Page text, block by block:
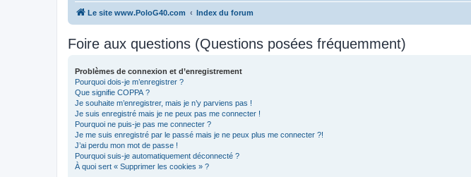
Le site www.PoloG40.com Index du forum
Foire aux questions (Questions posées fréquemment)
Problèmes de connexion et d’enregistrement
Pourquoi dois-je m’enregistrer ?
Que signifie COPPA ?
Je souhaite m’enregistrer, mais je n’y parviens pas !
Je suis enregistré mais je ne peux pas me connecter !
Pourquoi ne puis-je pas me connecter ?
Je me suis enregistré par le passé mais je ne peux plus me connecter ?!
J’ai perdu mon mot de passe !
Pourquoi suis-je automatiquement déconnecté ?
À quoi sert « Supprimer les cookies » ?